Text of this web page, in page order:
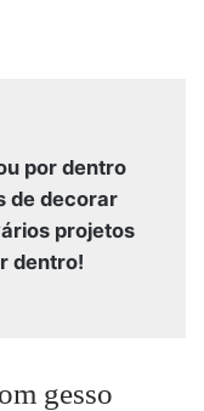
por dentro
de decorar
projetos
dentro!
gesso